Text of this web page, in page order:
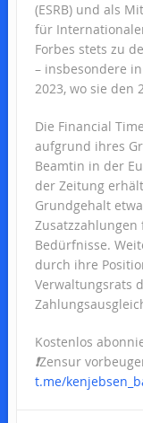
(ESRB) und als
für
Forbes stets zu
– insbesondere
2023, wo sie den
Die Financial
aufgrund ihres
Beamtin in der
der Zeitung
Grundgehalt
Bedürfnisse.
durch ihre
Verwaltungsrats
Kostenlos
❗️Zensur
t.me/